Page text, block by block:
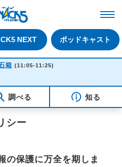
NEXT ポッドキャスト
箱 (11:05-11:25)
調べる 知る
シー
の保護に万全を期しま